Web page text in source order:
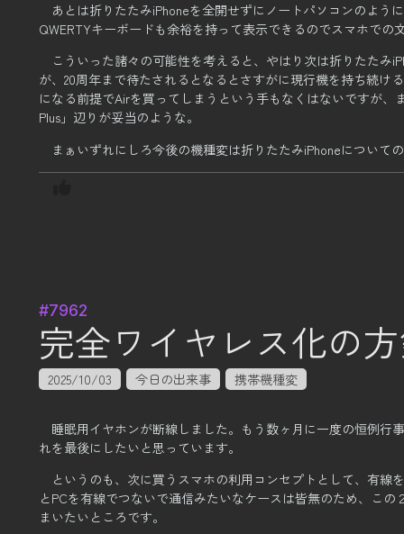
あとは折りたたみiPhoneを全開せずにノートパソコンのよう
QWERTYキーボードも余裕を持って表示できるのでスマホでの
こういった諸々の可能性を考えると、やはり次は折りたた
が、20周年まで待たされるとなるとさすがに現行機を持ち続け
になる前提でAirを買ってしまうという手もなくはないですが、
Plus」辺りが妥当のような。
まぁいずれにしろ今後の機種変は折りたたみiPhoneについて
#7962
完全ワイヤレス化の
2025/10/03 今日の出来事 携帯機種変
睡眠用イヤホンが断線しました。 もう数ヶ月に一度の恒例行
れを最後にしたいと思っています。
というのも、次に買うスマホの利用コンセプトとして、有線
とPCを有線でつないで通信みたいなケースは皆無のため、
この
まいたいところです。